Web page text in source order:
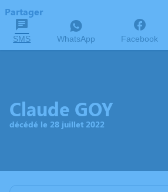
Partager
SMS WhatsApp Facebook
Claude GOY
décédé le 28 juillet 2022